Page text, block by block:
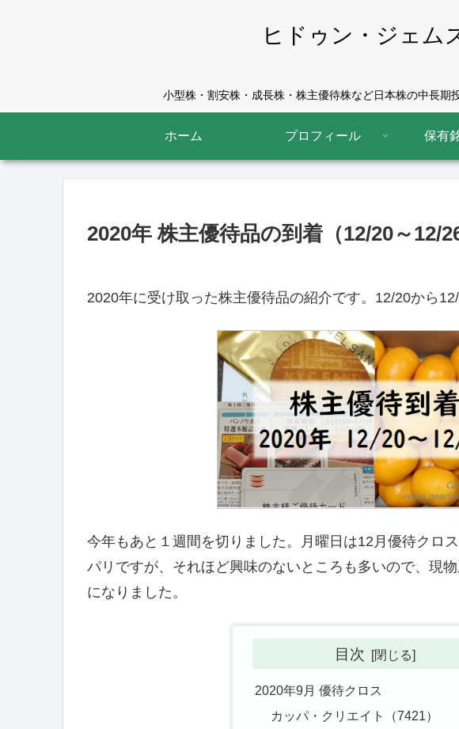
ヒドゥン・ジェム
小型株・割安株・成長株・株主優待株など日本株の中長期
ホーム プロフィール 保有
2020年 株主優待品の到着（12/20～12/26
2020年に受け取った株主優待品の紹介です。12/20から12/
今年もあと１週間を切りました。月曜日は12月優待クロ
パリですが、それほど興味のないところも多いので、現
になりました。
目次
2020年9月 優待クロス
カッパ・クリエイト（7421）